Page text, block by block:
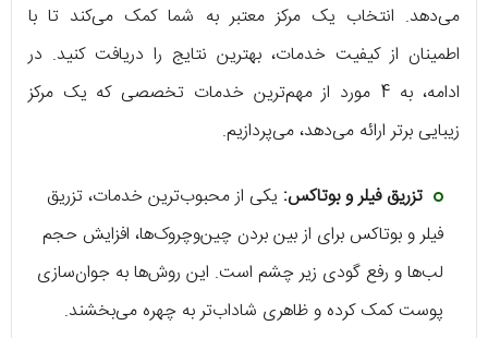
می‌دهد. انتخاب یک مرکز معتبر به شما کمک می‌کند تا با
اطمینان از کیفیت خدمات، بهترین نتایج را دریافت کنید. در
ادامه، به 4 مورد از مهم‌ترین خدمات تخصصی که یک مرکز
زیبایی برتر ارائه می‌دهد، می‌پردازیم.
تزریق فیلر و بوتاکس: یکی از محبوب‌ترین خدمات، تزریق
فیلر و بوتاکس برای از بین بردن چین‌وچروک‌ها، افزایش حجم
لب‌ها و رفع گودی زیر چشم است. این روش‌ها به جوان‌سازی
پوست کمک کرده و ظاهری شاداب‌تر به چهره می‌بخشند.